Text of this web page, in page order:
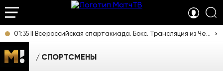
01:35 II Всероссийская спартакиада. Бокс. Трансляция из Челябинска [16+]
СПОРТСМЕНЫ